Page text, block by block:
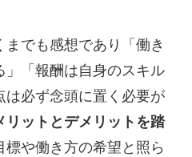
でも感想であり「働き
」「報酬は自身のスキル
は必ず念頭に置く必要が
リットとデメリットを踏
標や働き方の希望と照ら